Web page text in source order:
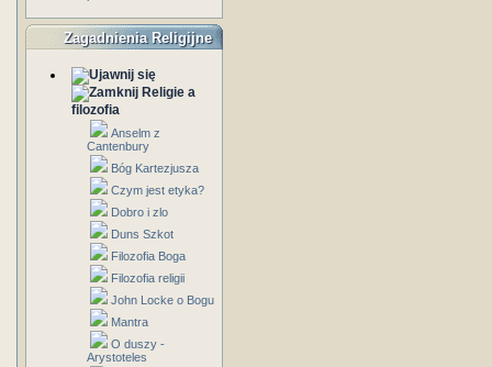
Zagadnienia Religijne
Religie a
filozofia
Anselm z
Cantenbury
Bóg Kartezjusza
Czym jest etyka?
Dobro i zlo
Duns Szkot
Filozofia Boga
Filozofia religii
John Locke o Bogu
Mantra
O duszy -
Arystoteles